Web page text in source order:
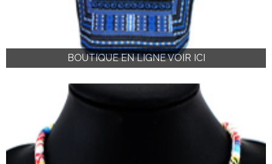
BOUTIQUE EN LIGNE VOIR ICI